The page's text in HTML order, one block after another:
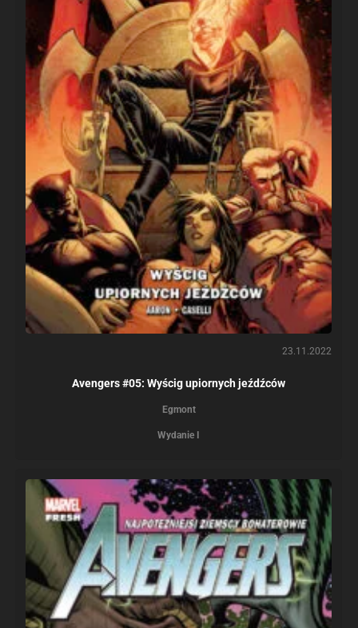
23.11.2022
Avengers #05: Wyścig upiornych jeźdźców
Egmont
Wydanie I